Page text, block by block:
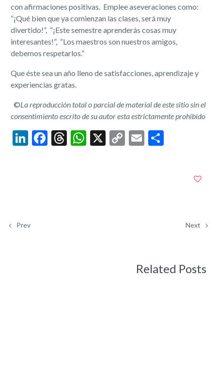
con afirmaciones positivas. Emplee aseveraciones como:
“¡Qué bien que ya comienzan las clases, será muy
divertido!”, “¡Este semestre aprenderás cosas muy
interesantes!”, “Los maestros son nuestros amigos,
debemos respetarlos.”
Que éste sea un año lleno de satisfacciones, aprendizaje y
experiencias gratas.
©La reproducción total o parcial de material de este sitio sin el
consentimiento escrito de su autor esta estrictamente prohibido
LinkedIn
Facebook
Threads
WhatsApp
X
CopyEmail
Prev Next
Related Posts